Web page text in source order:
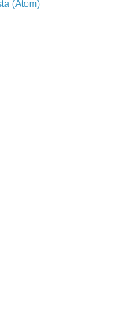
(Atom)